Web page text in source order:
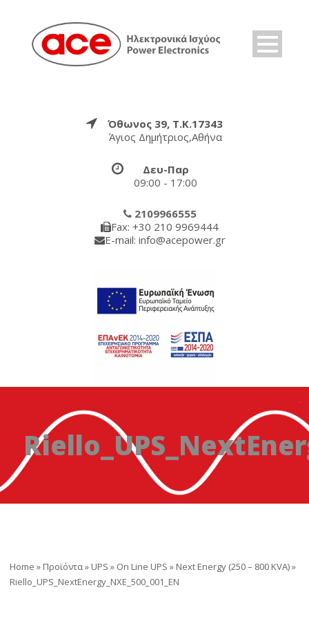
Όθωνος 39, Τ.Κ.17343
Άγιος Δημήτριος,Αθήνα
Δευ-Παρ
09:00 - 17:00
2109966555
Fax: +30 210 9969444
E-mail: info@acepower.gr
Home » Προϊόντα» UPS » On Line UPS » Next Energy (250 – 800 KVA)»
Riello_UPS_NextEnergy_NXE_500_001_EN